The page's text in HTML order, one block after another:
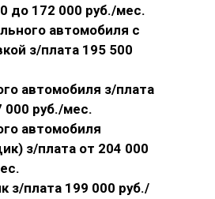
до 172 000 руб./мес.
автомобиля с
з/плата 195 500
автомобиля з/плата
000 руб./мес.
автомобиля
з/плата от 204 000
з/плата 199 000 руб./